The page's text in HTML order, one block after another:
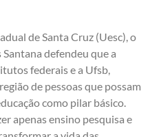
de Santa Cruz (Uesc), o
defendeu que a
federais e a Ufsb,
de pessoas que possam
como pilar básico.
apenas ensino pesquisa e